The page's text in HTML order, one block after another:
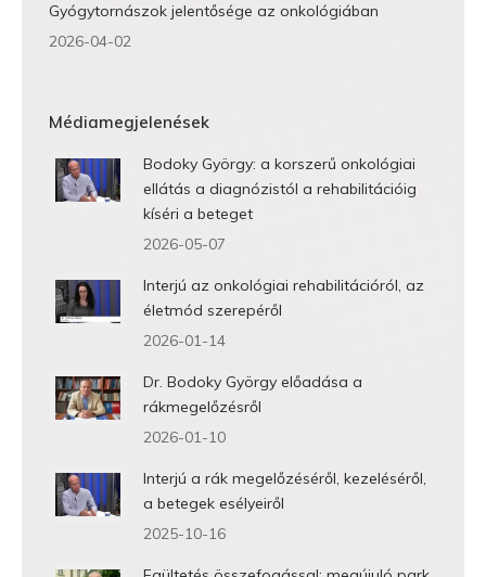
Gyógytornászok jelentősége az onkológiában
2026-04-02
Médiamegjelenések
Bodoky György: a korszerű onkológiai
ellátás a diagnózistól a rehabilitációig
kíséri a beteget
2026-05-07
Interjú az onkológiai rehabilitációról, az
életmód szerepéről
2026-01-14
Dr. Bodoky György előadása a
rákmegelőzésről
2026-01-10
Interjú a rák megelőzéséről, kezeléséről,
a betegek esélyeiről
2025-10-16